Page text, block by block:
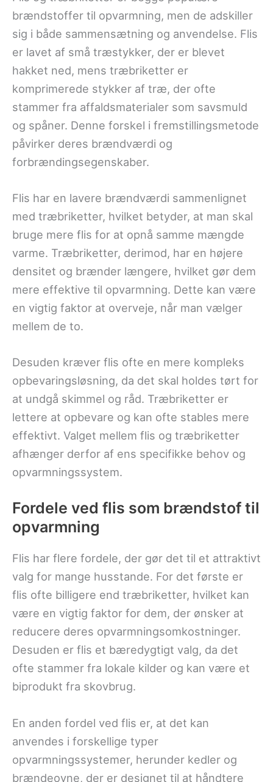
brændstoffer til opvarmning, men de adskiller
sig i både sammensætning og anvendelse. Flis
er lavet af små træstykker, der er blevet
hakket ned, mens træbriketter er
komprimerede stykker af træ, der ofte
stammer fra affaldsmaterialer som savsmuld
og spåner. Denne forskel i fremstillingsmetode
påvirker deres brændværdi og
forbrændingsegenskaber.
Flis har en lavere brændværdi sammenlignet
med træbriketter, hvilket betyder, at man skal
bruge mere flis for at opnå samme mængde
varme. Træbriketter, derimod, har en højere
densitet og brænder længere, hvilket gør dem
mere effektive til opvarmning. Dette kan være
en vigtig faktor at overveje, når man vælger
mellem de to.
Desuden kræver flis ofte en mere kompleks
opbevaringsløsning, da det skal holdes tørt for
at undgå skimmel og råd. Træbriketter er
lettere at opbevare og kan ofte stables mere
effektivt. Valget mellem flis og træbriketter
afhænger derfor af ens specifikke behov og
opvarmningssystem.
Fordele ved flis som brændstof til
opvarmning
Flis har flere fordele, der gør det til et attraktivt
valg for mange husstande. For det første er
flis ofte billigere end træbriketter, hvilket kan
være en vigtig faktor for dem, der ønsker at
reducere deres opvarmningsomkostninger.
Desuden er flis et bæredygtigt valg, da det
ofte stammer fra lokale kilder og kan være et
biprodukt fra skovbrug.
En anden fordel ved flis er, at det kan
anvendes i forskellige typer
opvarmningssystemer, herunder kedler og
brændeovne, der er designet til at håndtere